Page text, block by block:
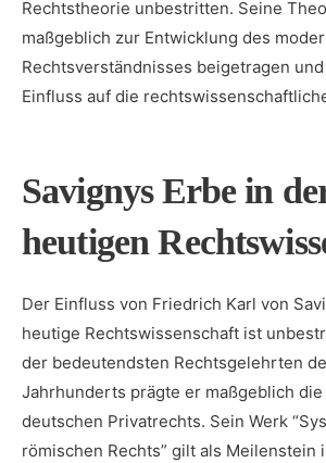
Rechtstheorie unbestritten. Seine
maßgeblich zur Entwicklung des
Rechtsverständnisses beigetragen
Einfluss auf die
Savignys⁤ Erbe in
heutigen
Der Einfluss von Friedrich Karl von
heutige Rechtswissenschaft ist
der bedeutendsten Rechtsgelehrten
Jahrhunderts prägte er maßgeblich
deutschen Privatrechts. Sein Werk
römischen ‍Rechts” gilt als Meilenstein​